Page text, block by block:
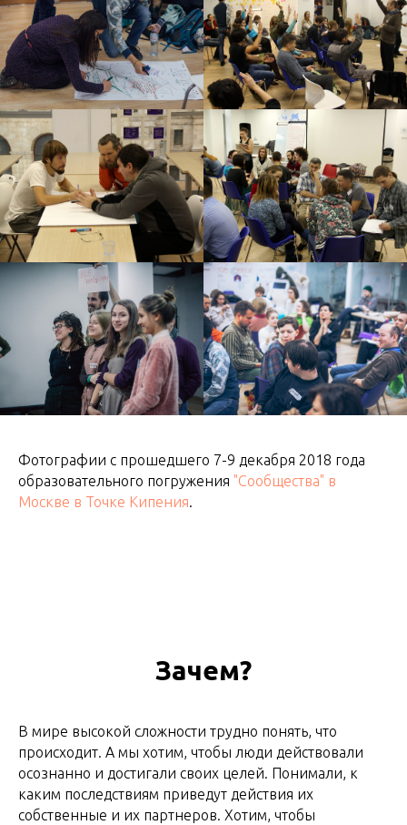
Фотографии с прошедшего 7-9 декабря 2018 года
образовательного погружения "Сообщества" в
Москве в Точке Кипения.
Зачем?
В мире высокой сложности трудно понять, что
происходит. А мы хотим, чтобы люди действовали
осознанно и достигали своих целей. Понимали, к
каким последствиям приведут действия их
собственные и их партнеров. Хотим, чтобы